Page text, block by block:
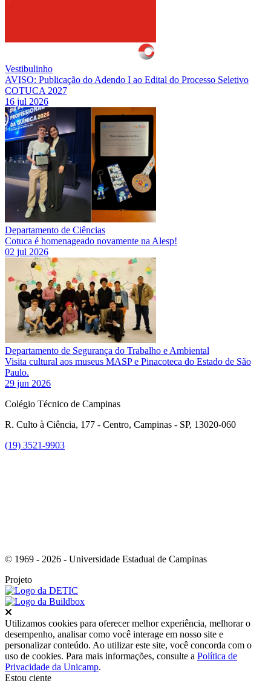
Vestibulinho
AVISO: Publicação do Adendo I ao Edital do Processo Seletivo
COTUCA 2027
16 jul 2026
Departamento de Ciências
Cotuca é homenageado novamente na Alesp!
02 jul 2026
Departamento de Segurança do Trabalho e Ambiental
Visita cultural aos museus MASP e Pinacoteca do Estado de São
Paulo.
29 jun 2026
Colégio Técnico de Campinas
R. Culto à Ciência, 177 - Centro, Campinas - SP, 13020-060
(19) 3521-9903
© 1969 - 2026 - Universidade Estadual de Campinas
Projeto
Utilizamos cookies para oferecer melhor experiência, melhorar o
desempenho, analisar como você interage em nosso site e
personalizar conteúdo. Ao utilizar este site, você concorda com o
uso de cookies. Para mais informações, consulte a Política de
Privacidade da Unicamp.
Estou ciente